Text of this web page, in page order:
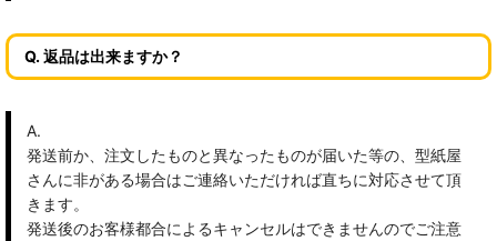
Q. 返品は出来ますか？
A.
発送前か、注文したものと異なったものが届いた等の、型紙屋
さんに非がある場合はご連絡いただければ直ちに対応させて頂
きます。
発送後のお客様都合によるキャンセルはできませんのでご注意